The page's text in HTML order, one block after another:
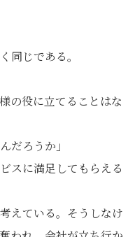
同じである。
の役に立てることはな
だろうか」
スに満足してもらえる
えている。そうしなけ